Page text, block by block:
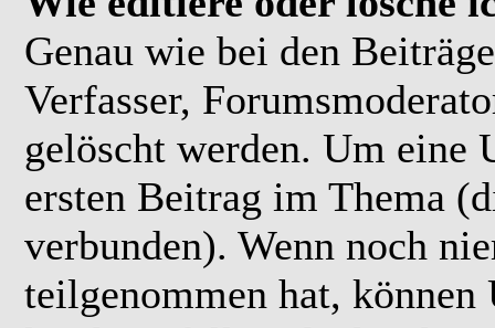
Genau wie bei den
Verfasser,
gelöscht werden. Um eine
ersten Beitrag im Thema
verbunden). Wenn noch
teilgenommen hat,